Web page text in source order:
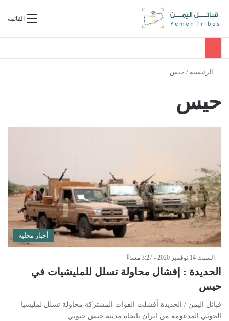
القائمةبحث عن
الرئيسية / حيس
حيس
أخبار محلية
السبت 14 نوفمبر 2020 - 3:27 مساءً
الحديدة : إفشال محاولة تسلل للمليشيات في
حيس
قبائل اليمن / الحديدة أفشلت القوات المشتركة محاولة تسلل لمليشيا
الحوثي المدعومة من ايران باتجاه مدينة حيس جنوبي…